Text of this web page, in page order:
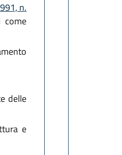
n.
come
delle
e